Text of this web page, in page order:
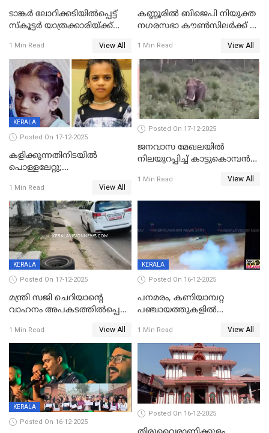
ടാങ്കർ ലോറിക്കടിയിൽപ്പെട്ട്
സ്കൂട്ടർ യാത്രക്കാരിയ്ക്ക്
കണ്ടോത്ത് ദേശീയ പാതയിൽ
1 Min Read View All
കണ്ണൂരിൽ ബിജെപി നിയുക്ത
നഗരസഭാ കൗൺസിലർക്ക് 36
1 Min Read View All
KERALA
Posted On 17-12-2025
കളിക്കുന്നതിനിടയിൽ
പൊള്ളലേറ്റു;
ക്ലാസ് വിദ്യാർത്ഥിനി മരിച്ചു
1 Min Read View All
Posted On 17-12-2025
ജനവാസ മേഖലയില്‍
നിലയുറപ്പിച്ച് കാട്ടുകൊമ്പന്‍
1 Min Read View All
KERALA
Posted On 17-12-2025
മന്ത്രി സജി ചെറിയാന്റെ
വാഹനം അപകടത്തിൽപ്പെട്ടു;
രക്ഷപ്പെട്ടത് തലനാരിടയ്ക്ക്
1 Min Read View All
KERALA
Posted On 16-12-2025
പനമരം, കണിയാമ്പറ്റ
പഞ്ചായത്തുകളിൽ
സ്ഥാപനങ്ങൾക്ക് അവധി
1 Min Read View All
KERALA
Posted On 16-12-2025
Posted On 16-12-2025